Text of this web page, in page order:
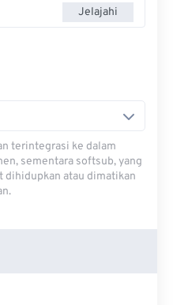
Jelajahi
terintegrasi ke dalam
sementara softsub, yang
dihidupkan atau dimatikan